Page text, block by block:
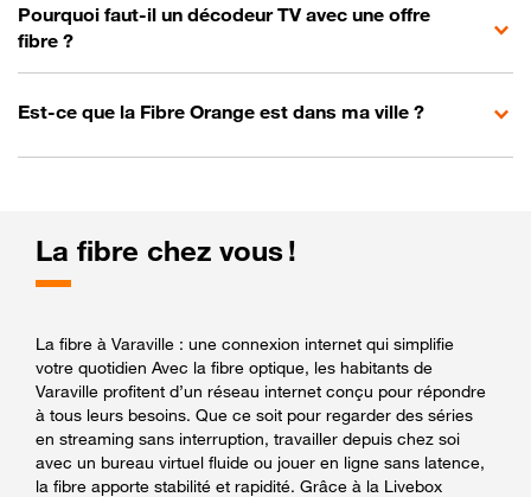
Pourquoi faut-il un décodeur TV avec une offre
fibre ?
Est-ce que la Fibre Orange est dans ma ville ?
La fibre chez vous !
La fibre à Varaville : une connexion internet qui simplifie
votre quotidien Avec la fibre optique, les habitants de
Varaville profitent d’un réseau internet conçu pour répondre
à tous leurs besoins. Que ce soit pour regarder des séries
en streaming sans interruption, travailler depuis chez soi
avec un bureau virtuel fluide ou jouer en ligne sans latence,
la fibre apporte stabilité et rapidité. Grâce à la Livebox